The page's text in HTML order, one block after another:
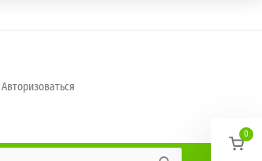
Авторизоваться
0